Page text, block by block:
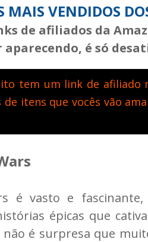
MAIS VENDIDOS
de afiliados da
aparecendo, é só
tem um link de afiliado
itens que vocês vão
é vasto e fascinante,
épicas que
não é surpresa que